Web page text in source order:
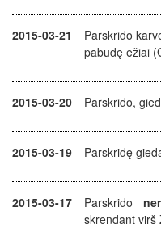
2015-03-21 Parskrido
pabudę ežiai
2015-03-20 Parskrido,
2015-03-19 Parskridę
2015-03-17 Parskrido
skrendant virš